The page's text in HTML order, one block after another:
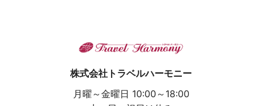
株式会社トラベルハーモニー
月曜～金曜日 10:00～18:00